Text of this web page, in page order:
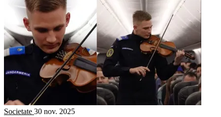
Societate 30 nov. 2025